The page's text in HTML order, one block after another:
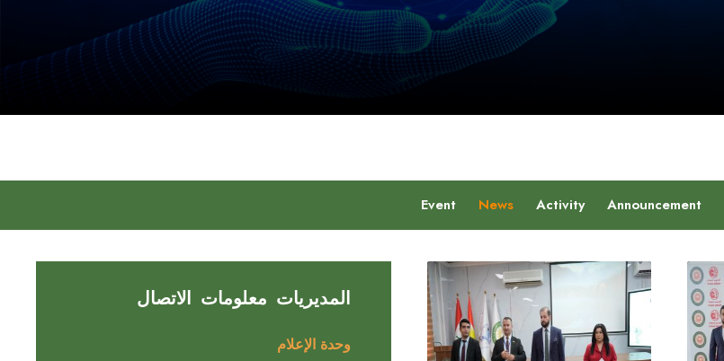
Event News Activity Announcement
المديريات معلومات الاتصال
وحدة الإعلام